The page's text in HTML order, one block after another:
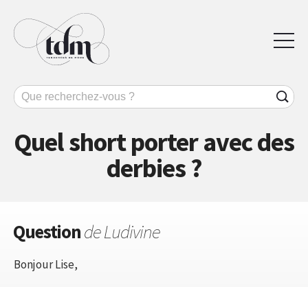
Quel short porter avec des
derbies ?
Questionde Ludivine
Bonjour Lise,